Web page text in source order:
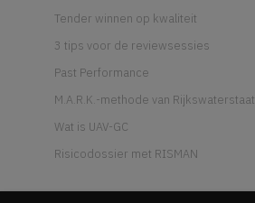
Tender winnen op kwaliteit
3 tips voor de reviewsessies
Past Performance
M.A.R.K.-methode van Rijkswaterstaat
Wat is UAV-GC
Risicodossier met RISMAN